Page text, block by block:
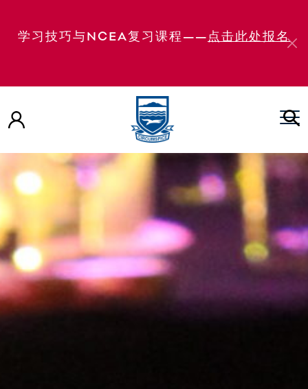
学习技巧与NCEA复习课程——点击此处报名